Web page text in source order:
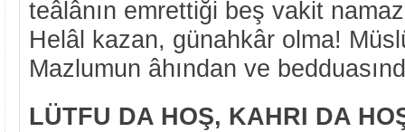
teâlânın emrettiği beş vakit
Helâl kazan, günahkâr olma!
Mazlumun âhından ve
LÜTFU DA HOŞ, KAHRI DA